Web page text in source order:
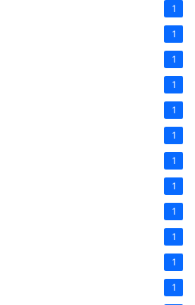
1
1
1
1
1
1
1
1
1
1
1
1